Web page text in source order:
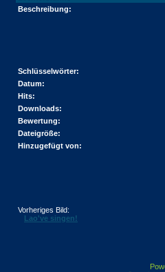
Beschreibung:
Schlüsselwörter:
Datum:
Hits:
Downloads:
Bewertung:
Dateigröße:
Hinzugefügt von:
Vorheriges Bild:
Lao've singen!